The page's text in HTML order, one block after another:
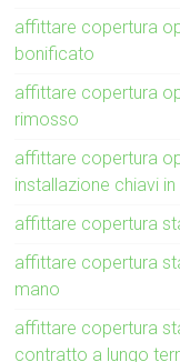
affittare copertura
bonificato
affittare copertura
rimosso
affittare copertura
installazione chiavi
affittare copertura
affittare copertura
mano
affittare copertura
contratto a lungo